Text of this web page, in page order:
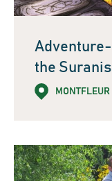
the Suranis
MONTFLEUR